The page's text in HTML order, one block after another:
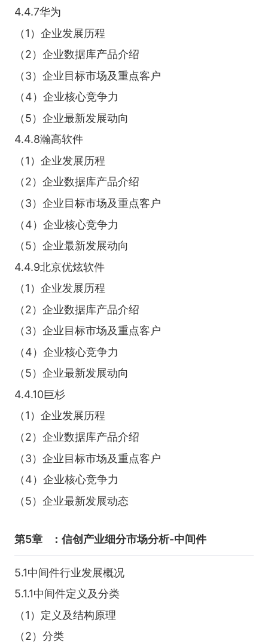
4.4.7华为
（1）企业发展历程
（2）企业数据库产品介绍
（3）企业目标市场及重点客户
（4）企业核心竞争力
（5）企业最新发展动向
4.4.8瀚高软件
（1）企业发展历程
（2）企业数据库产品介绍
（3）企业目标市场及重点客户
（4）企业核心竞争力
（5）企业最新发展动向
4.4.9北京优炫软件
（1）企业发展历程
（2）企业数据库产品介绍
（3）企业目标市场及重点客户
（4）企业核心竞争力
（5）企业最新发展动向
4.4.10巨杉
（1）企业发展历程
（2）企业数据库产品介绍
（3）企业目标市场及重点客户
（4）企业核心竞争力
（5）企业最新发展动态
第5章 ：信创产业细分市场分析-中间件
5.1中间件行业发展概况
5.1.1中间件定义及分类
（1）定义及结构原理
（2）分类